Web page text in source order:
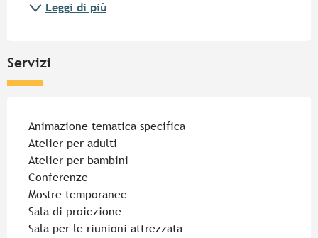
Leggi di più
Servizi
Animazione tematica specifica
Atelier per adulti
Atelier per bambini
Conferenze
Mostre temporanee
Sala di proiezione
Sala per le riunioni attrezzata